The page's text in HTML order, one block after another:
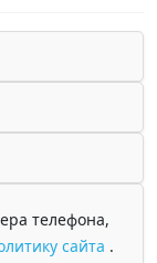
телефона,
сайта .